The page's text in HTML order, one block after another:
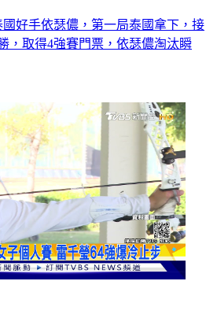
好手依瑟儂，第一局泰國拿下，接
，取得4強賽門票，依瑟儂淘汰瞬